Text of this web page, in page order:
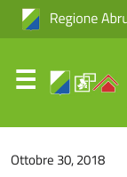
Ottobre 30, 2018